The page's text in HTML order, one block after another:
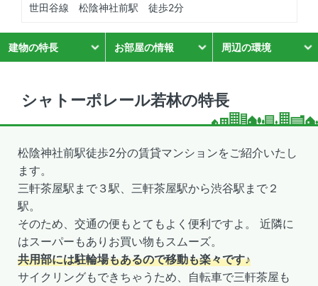
世田谷線 松陰神社前駅 徒歩2分
建物の特長 お部屋の情報 周辺の環境
シャトーポレール若林の特長
松陰神社前駅徒歩2分の賃貸マンションをご紹介いたし
ます。
三軒茶屋駅まで３駅、三軒茶屋駅から渋谷駅まで２
駅。
そのため、交通の便もとてもよく便利ですよ。 近隣に
はスーパーもありお買い物もスムーズ。
共用部には駐輪場もあるので移動も楽々です♪
サイクリングもできちゃうため、自転車で三軒茶屋も